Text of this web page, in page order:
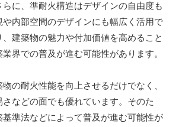
に、準耐火構造はデザインの自由度も
内部空間のデザインにも幅広く活用で
建築物の魅力や付加価値を高めること
界での普及が進む可能性があります。
の耐火性能を向上させるだけでなく、
などの面でも優れています。そのた
準法などによって普及が進む可能性が